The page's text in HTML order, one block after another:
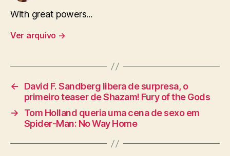
With great powers...
Ver arquivo →
←
David F. Sandberg libera de surpresa, o
primeiro teaser de Shazam! Fury of the Gods
→
Tom Holland queria uma cena de sexo em
Spider-Man: No Way Home